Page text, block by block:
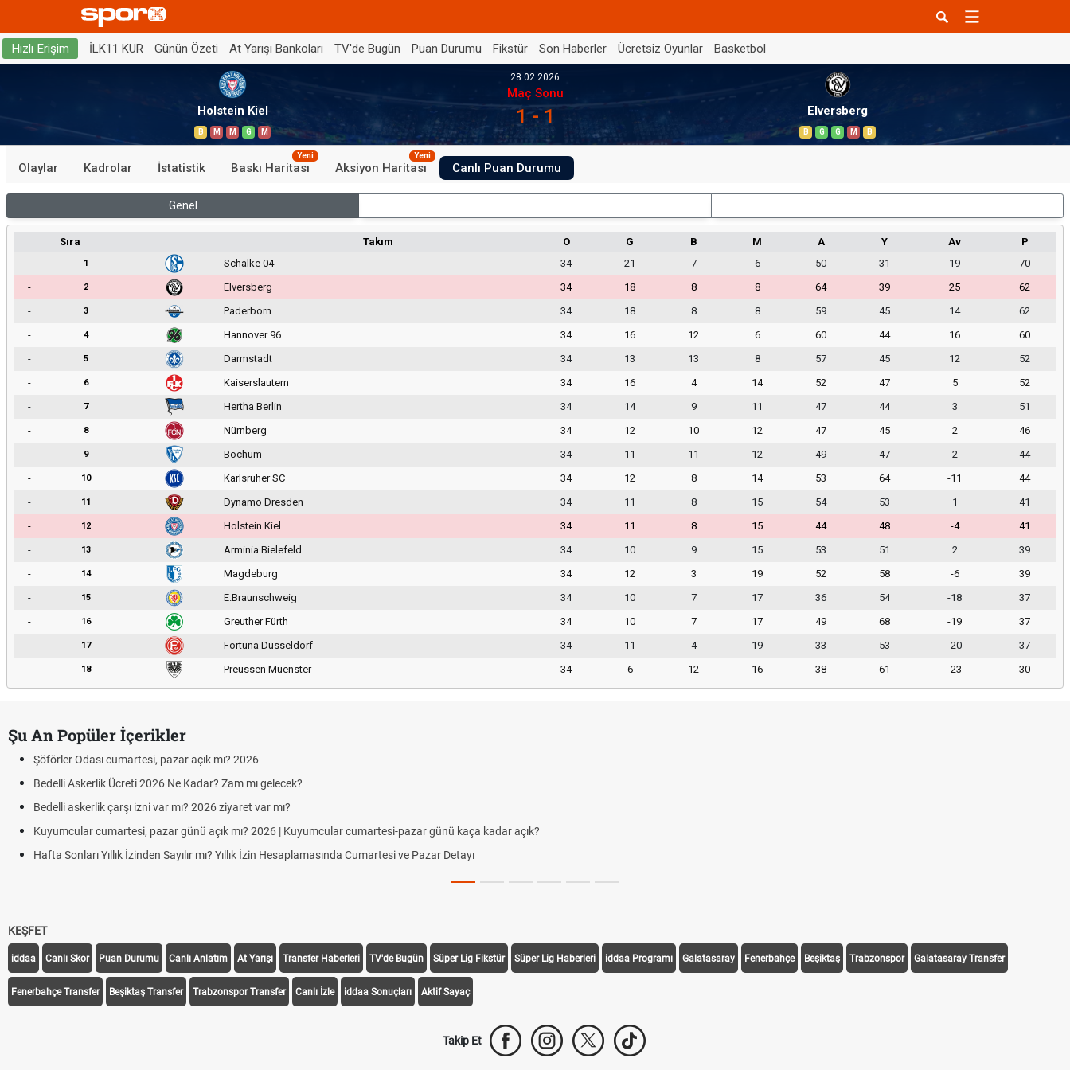
Hızlı Erişim İLK11 KUR Günün Özeti At Yarışı Bankoları TV'de Bugün Puan Durumu Fikstür Son Haberler Ücretsiz Oyunlar Basketbol
Holstein Kiel
B M M G M
28.02.2026
Maç Sonu
1 - 1 Elversberg
B G G M B
Olaylar Kadrolar İstatistik Baskı Haritası
Yeni
Aksiyon Haritası
Yeni
Canlı Puan Durumu
Genel
Sıra Takım O G B M A Y Av
P
-
1 Schalke 04 34 21 7 6 50 31 19
70
-
2 Elversberg 34 18 8 8 64 39 25
62
-
3 Paderborn 34 18 8 8 59 45 14
62
-
4 Hannover 96 34 16 12 6 60 44 16
60
-
5 Darmstadt 34 13 13 8 57 45 12
52
-
6 Kaiserslautern 34 16 4 14 52 47 5
52
-
7 Hertha Berlin 34 14 9 11 47 44 3
51
-
8 Nürnberg 34 12 10 12 47 45 2
46
-
9 Bochum 34 11 11 12 49 47 2
44
-
10 Karlsruher SC 34 12 8 14 53 64 -11
44
-
11 Dynamo Dresden 34 11 8 15 54 53 1
41
-
12 Holstein Kiel 34 11 8 15 44 48 -4
41
-
13 Arminia Bielefeld 34 10 9 15 53 51 2
39
-
14 Magdeburg 34 12 3 19 52 58 -6
39
-
15 E.Braunschweig 34 10 7 17 36 54 -18
37
-
16 Greuther Fürth 34 10 7 17 49 68 -19
37
-
17 Fortuna Düsseldorf 34 11 4 19 33 53 -20
37
-
18 Preussen Muenster 34 6 12 16 38 61 -23 30
Şu An Popüler İçerikler
Şöförler Odası cumartesi, pazar açık mı? 2026
Bedelli Askerlik Ücreti 2026 Ne Kadar? Zam mı gelecek?
Bedelli askerlik çarşı izni var mı? 2026 ziyaret var mı?
Kuyumcular cumartesi, pazar günü açık mı? 2026 | Kuyumcular cumartesi-pazar günü kaça kadar açık?
Hafta Sonları Yıllık İzinden Sayılır mı? Yıllık İzin Hesaplamasında Cumartesi ve Pazar Detayı
KEŞFET
iddaa Canlı Skor Puan Durumu Canlı Anlatım At Yarışı Transfer Haberleri TV'de Bugün Süper Lig Fikstür Süper Lig Haberleri iddaa Programı Galatasaray Fenerbahçe Beşiktaş Trabzonspor Galatasaray Transfer
Fenerbahçe Transfer Beşiktaş Transfer Trabzonspor Transfer Canlı İzle iddaa Sonuçları Aktif Sayaç
Takip Et